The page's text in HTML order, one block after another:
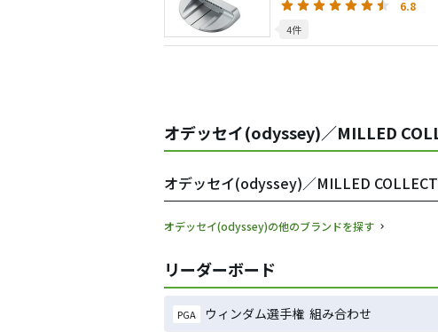
6.8
4件
オデッセイ(odyssey)／MILLED
オデッセイ(odyssey)／MILLED
オデッセイ(odyssey)の他のブランドを探す
リーダーボード
PGA ウィンダム選手権 組み合わせ